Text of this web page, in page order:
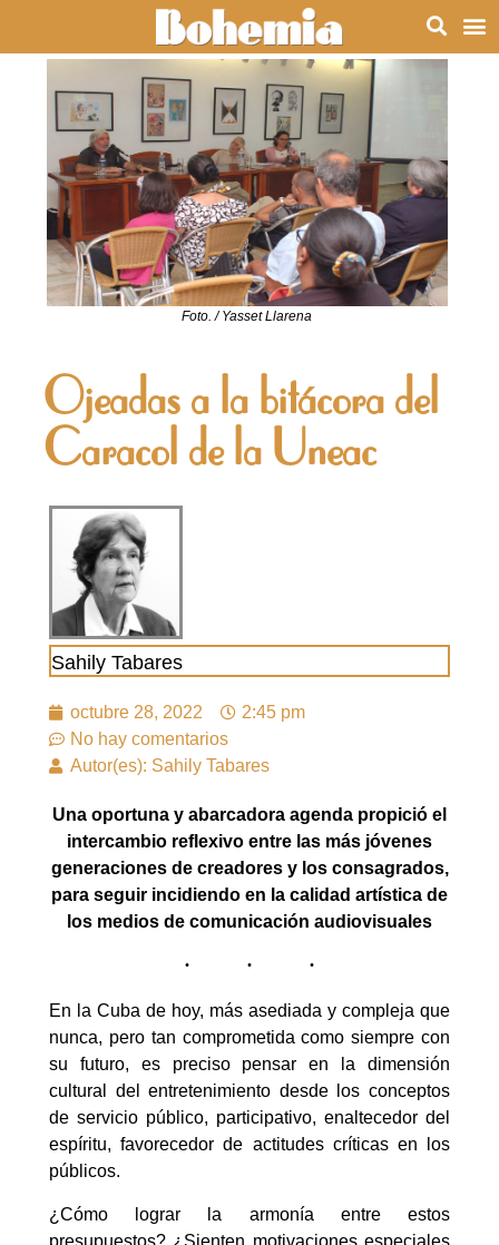
Foto. / Yasset Llarena
Ojeadas a la bitácora del
Caracol de la Uneac
Sahily Tabares
octubre 28, 2022
2:45 pm
No hay comentarios
Autor(es): Sahily Tabares
Una oportuna y abarcadora agenda propició el
intercambio reflexivo entre las más jóvenes
generaciones de creadores y los consagrados,
para seguir incidiendo en la calidad artística de
los medios de comunicación audiovisuales
En la Cuba de hoy, más asediada y compleja que
nunca, pero tan comprometida como siempre con
su futuro, es preciso pensar en la dimensión
cultural del entretenimiento desde los conceptos
de servicio público, participativo, enaltecedor del
espíritu, favorecedor de actitudes críticas en los
públicos.
¿Cómo lograr la armonía entre estos
presupuestos? ¿Sienten motivaciones especiales